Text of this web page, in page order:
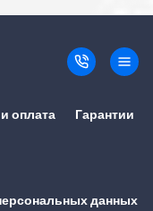
оплата Гарантии
данных